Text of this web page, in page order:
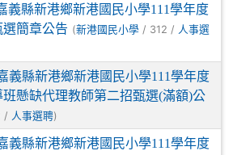
義縣新港鄉新港國民小學111學年度
簡章公告 (新港國民小學 / 312 / 人事選
義縣新港鄉新港國民小學111學年度
懸缺代理教師第二招甄選(滿額)公
/ 人事選聘)
義縣新港鄉新港國民小學111學年度